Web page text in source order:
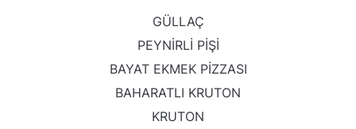
GÜLLAÇ
PEYNİRLİ PİŞİ
BAYAT EKMEK PİZZASI
BAHARATLI KRUTON
KRUTON